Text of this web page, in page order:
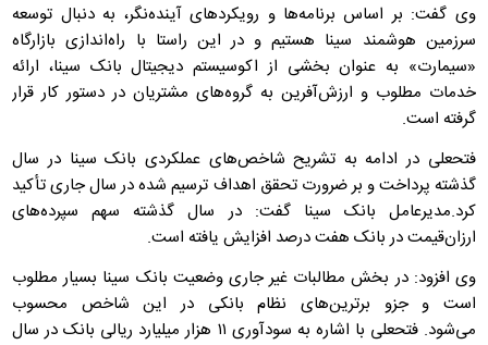
وی گفت: بر اساس برنامه‌ها و رویکردهای آینده‌نگر، به دنبال توسعه
سرزمین هوشمند سینا هستیم و در این راستا با راه‌اندازی بازارگاه
«سیمارت» به عنوان بخشی از اکو‌سیستم دیجیتال بانک سینا، ارائه
خدمات مطلوب و ارزش‌آفرین به گروه‌های مشتریان در دستور کار قرار
گرفته است.
فتحعلی در ادامه به تشریح شاخص‌های عملکردی بانک سینا در سال
گذشته پرداخت و بر ضرورت تحقق اهداف ترسیم شده در سال جاری تأکید
کرد.مدیرعامل بانک سینا گفت: در سال گذشته سهم سپرده‌های
ارزان‌قیمت در بانک هفت درصد افزایش یافته است.
وی افزود: در بخش مطالبات غیر جاری وضعیت بانک سینا بسیار مطلوب
است و جزو برترین‌های نظام بانکی در این شاخص محسوب
می‌شود. فتحعلی با اشاره به سودآوری ۱۱ هزار میلیارد ریالی بانک در سال